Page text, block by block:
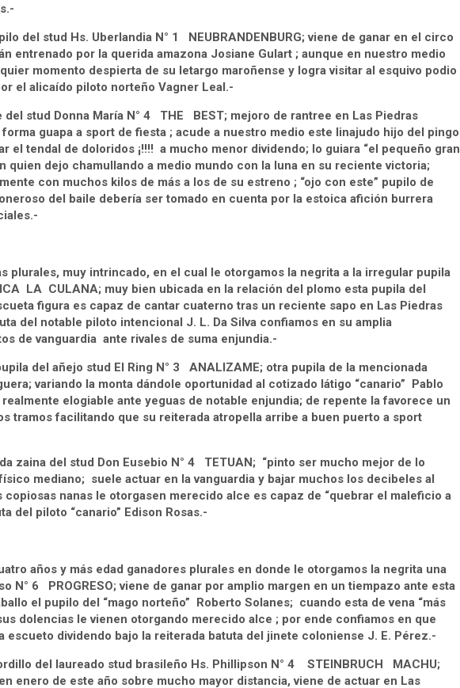
del stud Hs. Uberlandia N° 1 NEUBRANDENBURG; viene de ganar en el circo
entrenado por la querida amazona Josiane Gulart ; aunque en nuestro medio
momento despierta de su letargo maroñense y logra visitar al esquivo podio
el alicaído piloto norteño Vagner Leal.-
stud Donna María N° 4 THE BEST; mejoro de rantree en Las Piedras
guapa a sport de fiesta ; acude a nuestro medio este linajudo hijo del pingo
el tendal de doloridos ¡!!!! a mucho menor dividendo; lo guiara “el pequeño gran
quien dejo chamullando a medio mundo con la luna en su reciente victoria;
con muchos kilos de más a los de su estreno ; “ojo con este” pupilo de
del baile debería ser tomado en cuenta por la estoica afición burrera
plurales, muy intrincado, en el cual le otorgamos la negrita a la irregular pupila
LA CULANA; muy bien ubicada en la relación del plomo esta pupila del
figura es capaz de cantar cuaterno tras un reciente sapo en Las Piedras
del notable piloto intencional J. L. Da Silva confiamos en su amplia
de vanguardia ante rivales de suma enjundia.-
del añejo stud El Ring N° 3 ANALIZAME; otra pupila de la mencionada
variando la monta dándole oportunidad al cotizado látigo “canario” Pablo
elogiable ante yeguas de notable enjundia; de repente la favorece un
tramos facilitando que su reiterada atropella arribe a buen puerto a sport
zaina del stud Don Eusebio N° 4 TETUAN; “pinto ser mucho mejor de lo
mediano; suele actuar en la vanguardia y bajar muchos los decibeles al
nanas le otorgasen merecido alce es capaz de “quebrar el maleficio a
del piloto “canario” Edison Rosas.-
años y más edad ganadores plurales en donde le otorgamos la negrita una
N° 6 PROGRESO; viene de ganar por amplio margen en un tiempazo ante esta
el pupilo del “mago norteño” Roberto Solanes; cuando esta de vena “más
dolencias le vienen otorgando merecido alce ; por ende confiamos en que
escueto dividendo bajo la reiterada batuta del jinete coloniense J. E. Pérez.-
del laureado stud brasileño Hs. Phillipson N° 4 STEINBRUCH MACHU;
enero de este año sobre mucho mayor distancia, viene de actuar en Las